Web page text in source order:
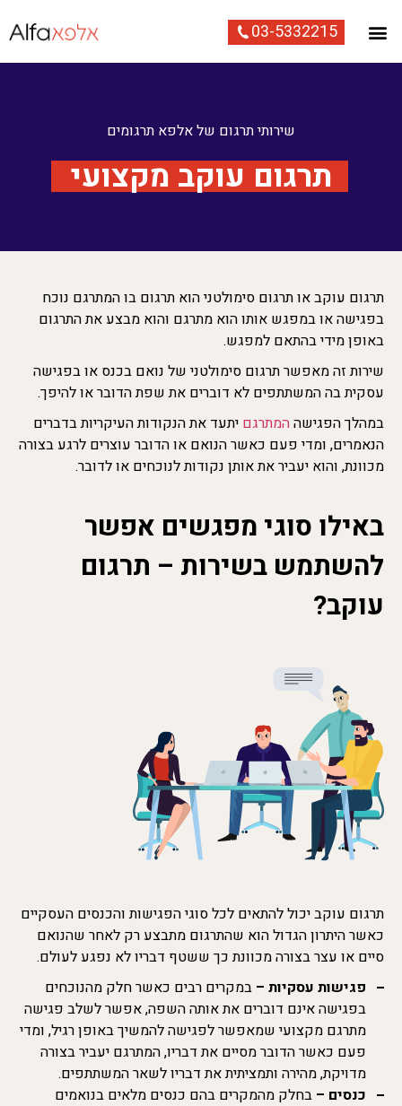
03-5332215
שירותי תרגום של אלפא תרגומים
תרגום עוקב מקצועי
תרגום עוקב או תרגום סימולטני הוא תרגום בו המתרגם נוכח
בפגישה או במפגש אותו הוא מתרגם והוא מבצע את התרגום
באופן מידי בהתאם למפגש.
שירות זה מאפשר תרגום סימולטני של נואם בכנס או בפגישה
עסקית בה המשתתפים לא דוברים את שפת הדובר או להיפך.
במהלך הפגישההמתרגם יתעד את הנקודות העיקריות בדברים
הנאמרים, ומדי פעם כאשר הנואם או הדובר עוצרים לרגע בצורה
מכוונת, והוא יעביר את אותן נקודות לנוכחים או לדובר.
באילו סוגי מפגשים אפשר
להשתמש בשירות – תרגום
עוקב?
תרגום עוקב יכול להתאים לכל סוגי הפגישות והכנסים העסקיים
כאשר היתרון הגדול הוא שהתרגום מתבצע רק לאחר שהנואם
סיים או עצר בצורה מכוונת כך ששטף דבריו לא נפגע לעולם.
פגישות עסקיות – במקרים רבים כאשר חלק מהנוכחים
בפגישה אינם דוברים את אותה השפה, אפשר לשלב פגישה
מתרגם מקצועי שמאפשר לפגישה להמשיך באופן רגיל, ומדי
פעם כאשר הדובר מסיים את דבריו, המתרגם יעביר בצורה
מדויקת, מהירה ותמציתית את דבריו לשאר המשתתפים.
כנסים – בחלק מהמקרים בהם כנסים מלאים בנואמים